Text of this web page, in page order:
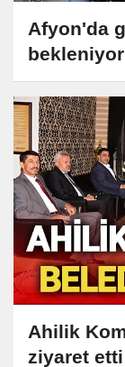
Afyon'da
Ahilik
ziyaret